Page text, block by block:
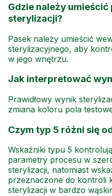
Gdzie należy
sterylizacji?
Pasek należy umieścić
sterylizacyjnego, aby
w jego wnętrzu.
Jak interpretować
Prawidłowy wynik
zmiana koloru pola
Czym typ 5 różni się
Wskaźniki typu 5
parametry procesu w
sterylizacji, natomiast
przeznaczone do kontroli
sterylizacji w bardzo